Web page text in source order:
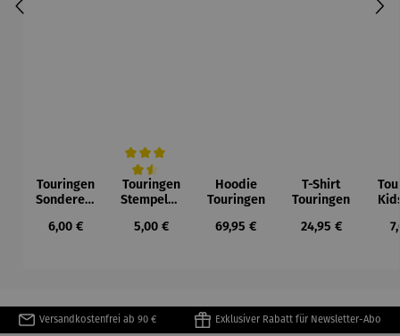
Touringen
Sonderedi
Familienw
Regulärer Preis:
6,00 €
Durchschnittliche Bewertung von 4.5 von 5 Sternen
Touringen
Stempelhe
Naturschä
Regulärer Preis:
5,00 €
Hoodie
Touringen
Regulärer Preis:
69,95 €
T-Shirt
Touringen
Regulärer Preis:
24,95 €
Versandkostenfrei ab 90 € Exklusiver Rabatt für Newsletter-Abo